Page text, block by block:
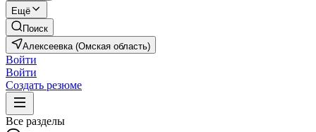
Ещё
Поиск
Алексеевка (Омская область)
Войти
Войти
Создать резюме
Все разделы